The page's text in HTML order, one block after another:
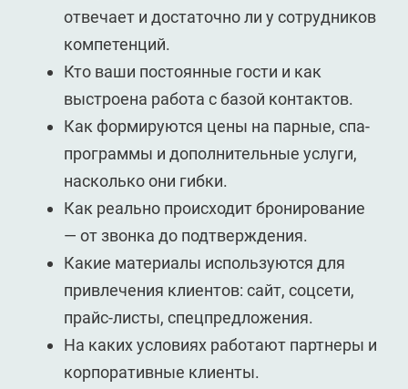
отвечает и достаточно ли у сотрудников
компетенций.
Кто ваши постоянные гости и как
выстроена работа с базой контактов.
Как формируются цены на парные, спа-
программы и дополнительные услуги,
насколько они гибки.
Как реально происходит бронирование
— от звонка до подтверждения.
Какие материалы используются для
привлечения клиентов: сайт, соцсети,
прайс-листы, спецпредложения.
На каких условиях работают партнеры и
корпоративные клиенты.